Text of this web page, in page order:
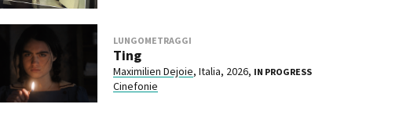
LUNGOMETRAGGI
Ting
Maximilien Dejoie, Italia, 2026, IN PROGRESS
Cinefonie